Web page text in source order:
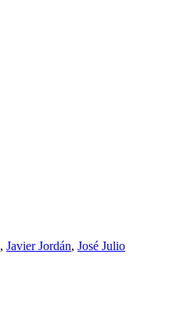
, Javier Jordán, José Julio